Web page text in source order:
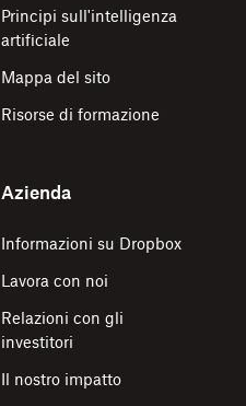
Principi sull'intelligenza
artificiale
Mappa del sito
Risorse di formazione
Azienda
Informazioni su Dropbox
Lavora con noi
Relazioni con gli
investitori
Il nostro impatto